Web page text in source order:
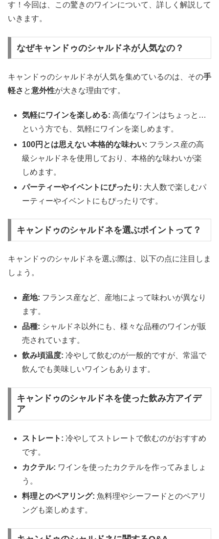
す！今回は、この驚きのワインについて、詳しく解説して
いきます。
なぜキャンドゥのシャルドネが人気なの？
キャンドゥのシャルドネが人気を集めているのは、その手
軽さ と意外性が大きな理由です。
気軽にワインを楽しめる: 高価なワインはちょっと…
という方でも、気軽にワインを楽しめます。
100円とは思えない本格的な味わい: フランス産の高
級シャルドネを使用しており、本格的な味わいが楽
しめます。
パーティーやイベントにぴったり: 大人数で楽しむパ
ーティーやイベントにもぴったりです。
キャンドゥのシャルドネを選ぶポイントって？
キャンドゥのシャルドネを選ぶ際は、以下の点に注目しま
しょう。
産地: フランス産など、産地によって味わいが異なり
ます。
品種: シャルドネ以外にも、様々な品種のワインが販
売されています。
飲み頃温度: 冷やして飲むのが一般的ですが、常温で
飲んでも美味しいワインもあります。
キャンドゥのシャルドネを使った飲み方アイデ
ア
ストレート: 冷やしてストレートで飲むのがおすすめ
です。
カクテル: ワインを使ったカクテルを作ってみましょ
う。
料理とのペアリング: 魚料理やシーフードとのペアリ
ングも楽しめます。